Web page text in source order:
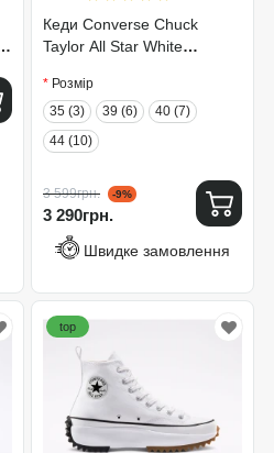
Кеди Converse Chuck
Taylor All Star White
Розмір
35 (3)
39 (6)
40 (7)
44 (10)
3 599грн. -9%
3 290грн.
Швидке замовлення
top